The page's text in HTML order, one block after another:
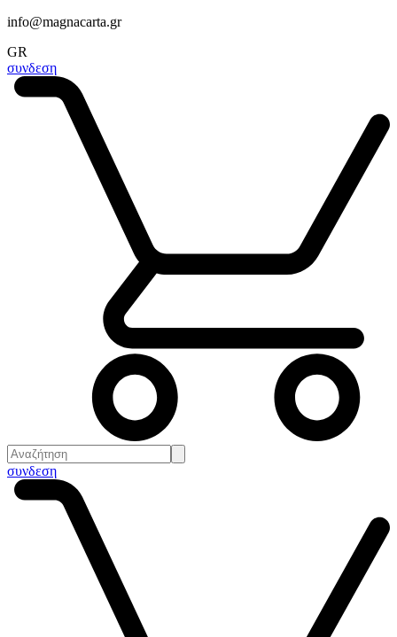
info@magnacarta.gr
GR
συνδεση
συνδεση